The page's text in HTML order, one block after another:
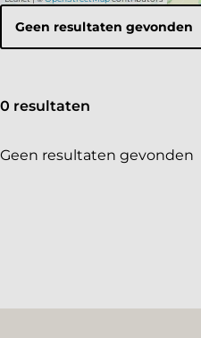
e
Geen resultaten gevonden
a
z
0 resultaten
S
r
p
Geen resultaten gevonden